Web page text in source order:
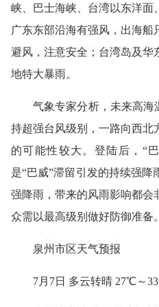
峡、巴士海峡、台湾以东洋面
广东东部沿海有强风，出海
避风，注意安全；台湾岛及华
地特大暴雨。
气象专家分析，未来高海
持超强台风级别，一路向西北
的可能性较大。登陆后，“
是“巴威”滞留引发的持续强
强降雨，带来的风雨影响都会
众需以最高级别做好防御准备。
泉州市区天气预报
7月7日 多云转晴 27℃～